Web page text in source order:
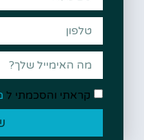
קראתי והסכמתי ל